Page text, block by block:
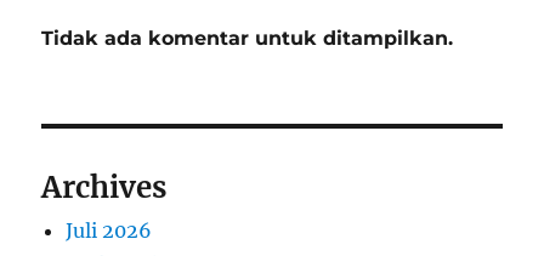
Tidak ada komentar untuk ditampilkan.
Archives
Juli 2026